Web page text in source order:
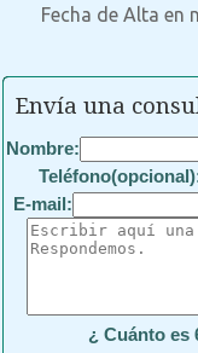
Fecha de Alta en
Envía una
Nombre:
E-mail:
¿ Cuánto es